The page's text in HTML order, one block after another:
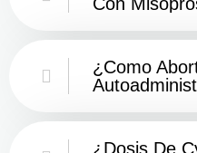
¿Como
¿Dosis De